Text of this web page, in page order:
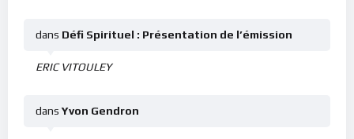
ERIC VITOULEY
dans Défi Spirituel : Présentation de l’émission
dans Yvon Gendron